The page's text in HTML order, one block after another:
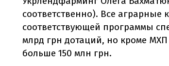
соответственно). Все аграрные
соответствующей программы
млрд грн дотаций, но кроме
больше 150 млн грн.